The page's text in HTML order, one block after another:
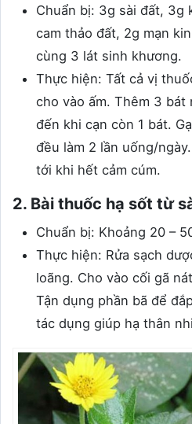
Chuẩn bị: 3g sài đất, 3g
cam thảo đất, 2g mạn
cùng 3 lát sinh khương.
Thực hiện: Tất cả vị
cho vào ấm. Thêm 3
đến khi cạn còn 1 bát.
đều làm 2 lần uống/
tới khi hết cảm cúm.
2. Bài thuốc hạ sốt từ
Chuẩn bị: Khoảng 20 –
Thực hiện: Rửa sạch
loãng. Cho vào cối gã
Tận dụng phần bã để
tác dụng giúp hạ thân